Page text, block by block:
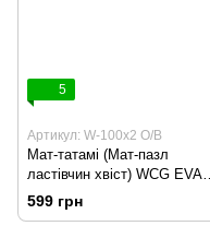
5
Артикул: W-100х2 O/B
Мат-татамі (Мат-пазл
ластівчин хвіст) WCG EVA
100х100х2 cm Помаранчево-
чорний
599 грн